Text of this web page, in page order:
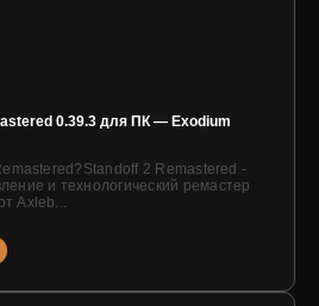
0.39.3 для ПК — Exodium
2 Remastered -
и технологический ремастер
Axleb...